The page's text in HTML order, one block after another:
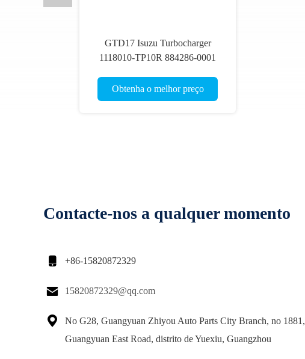
Contacte-nos a qualquer momento
 +86-15820872329
 15820872329@qq.com

No G28, Guangyuan Zhiyou Auto Parts City Branch, no 1881,
Guangyuan East Road, distrito de Yuexiu, Guangzhou